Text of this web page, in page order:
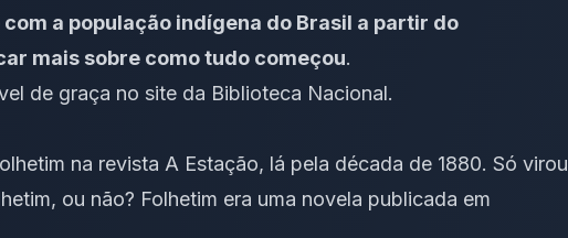
a população indígena do Brasil a partir do
mais sobre como tudo começou.
de graça no site da Biblioteca Nacional.
na revista A Estação, lá pela década de 1880. Só virou
ou não? Folhetim era uma novela publicada em